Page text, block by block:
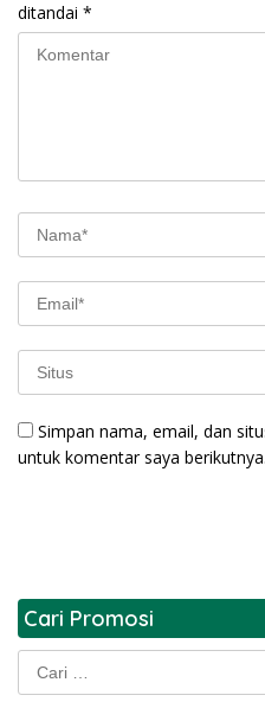
ditandai *
Simpan nama, email, dan
untuk komentar saya berikutnya.
Cari Promosi
Cari
untuk: